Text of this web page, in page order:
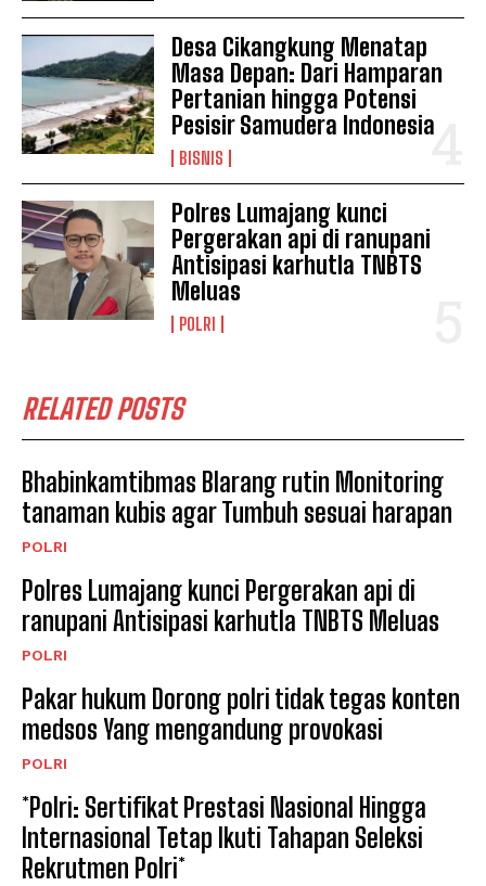
Desa Cikangkung Menatap
Masa Depan: Dari Hamparan
Pertanian hingga Potensi
Pesisir Samudera Indonesia
BISNIS
Polres Lumajang kunci
Pergerakan api di ranupani
Antisipasi karhutla TNBTS
Meluas
POLRI
RELATED POSTS
Bhabinkamtibmas Blarang rutin Monitoring
tanaman kubis agar Tumbuh sesuai harapan
POLRI
Polres Lumajang kunci Pergerakan api di
ranupani Antisipasi karhutla TNBTS Meluas
POLRI
Pakar hukum Dorong polri tidak tegas konten
medsos Yang mengandung provokasi
POLRI
*Polri: Sertifikat Prestasi Nasional Hingga
Internasional Tetap Ikuti Tahapan Seleksi
Rekrutmen Polri*